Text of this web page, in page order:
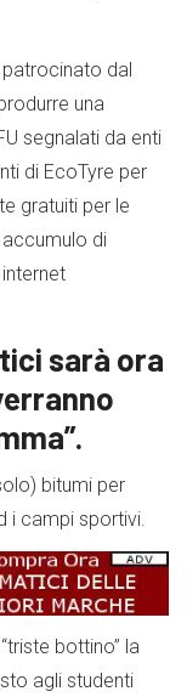
patrocinato dal
una
segnalati da enti
di EcoTyre per
gratuiti per le
di
sarà ora
bitumi per
i campi sportivi.
bottino” la
agli studenti